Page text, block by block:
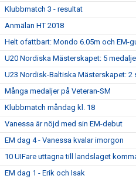
Klubbmatch 3 - resultat
Anmälan HT 2018
Helt ofattbart: Mondo 6.05m och EM-
U20 Nordiska Mästerskapet: 5
U23 Nordisk-Baltiska Mästerskapet: 2
Många medaljer på Veteran-SM
Klubbmatch måndag kl. 18
Vanessa är nöjd med sin EM-debut
EM dag 4 - Vanessa kvalar imorgon
10 UIFare uttagna till landslaget
EM dag 1 - Erik och Isak